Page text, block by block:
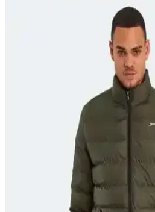
Koyun Yününden El Yapımı
Malzemeler ve Teknik Detaylar
Koyun yününden el yapımı kaban
dokuma ve dikime kadar detaylı ve
türleri ve teknikler kullanılarak özgün
Phoebe Kaban Modeli: Yün
Oversized Tasarımın İncelikleri
Phoebe kaban, yün tweed kumaş ve
şık bir dış giyim sunar. Kalıp ve dikiş
uyarlamalar yapılmıştır.
Kanada Kışı İçin Prenses
Dayanıklı Malzeme Kullanımı